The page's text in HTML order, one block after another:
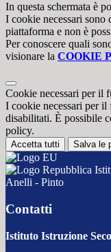
In questa schermata è
I cookie necessari
piattaforma e non è
Per conoscere quali
visionare la COOKIE
Cookie necessari per il
I cookie necessari per il
disabilitati. È possibile
policy.
Accetta tutti Salva le
Anelli - Pinto
Contatti
Istituto Istruzione